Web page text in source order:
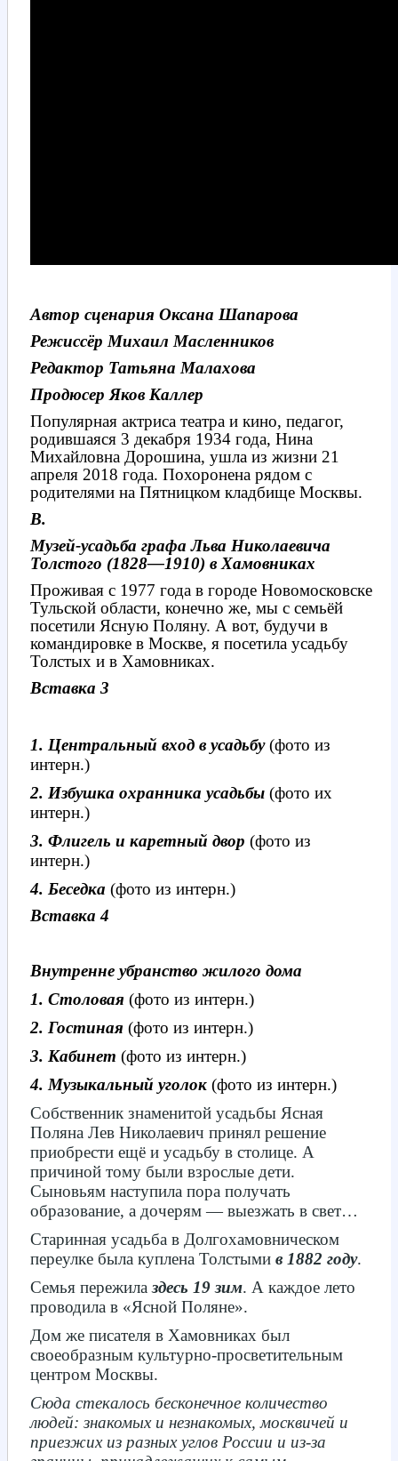
Автор сценария Оксана Шапарова
Режиссёр Михаил Масленников
Редактор Татьяна Малахова
Продюсер Яков Каллер
Популярная актриса театра и кино, педагог,
родившаяся 3 декабря 1934 года, Нина
Михайловна Дорошина, ушла из жизни 21
апреля 2018 года. Похоронена рядом с
родителями на Пятницком кладбище Москвы.
В.
Музей-усадьба графа Льва Николаевича
Толстого (1828—1910) в Хамовниках
Проживая с 1977 года в городе Новомосковске
Тульской области, конечно же, мы с семьёй
посетили Ясную Поляну. А вот, будучи в
командировке в Москве, я посетила усадьбу
Толстых и в Хамовниках.
Вставка 3
1. Центральный вход в усадьбу (фото из
интерн.)
2. Избушка охранника усадьбы (фото их
интерн.)
3. Флигель и каретный двор (фото из
интерн.)
4. Беседка (фото из интерн.)
Вставка 4
Внутренне убранство жилого дома
1. Столовая (фото из интерн.)
2. Гостиная (фото из интерн.)
3. Кабинет (фото из интерн.)
4. Музыкальный уголок (фото из интерн.)
Собственник знаменитой усадьбы Ясная
Поляна Лев Николаевич принял решение
приобрести ещё и усадьбу в столице. А
причиной тому были взрослые дети.
Сыновьям наступила пора получать
образование, а дочерям — выезжать в свет…
Старинная усадьба в Долгохамовническом
переулке была куплена Толстыми в 1882 году.
Семья пережилаздесь 19 зим. А каждое лето
проводила в «Ясной Поляне».
Дом же писателя в Хамовниках был
своеобразным культурно-просветительным
центром Москвы.
Сюда стекалось бесконечное количество
людей: знакомых и незнакомых, москвичей и
приезжих из разных углов России и из-за